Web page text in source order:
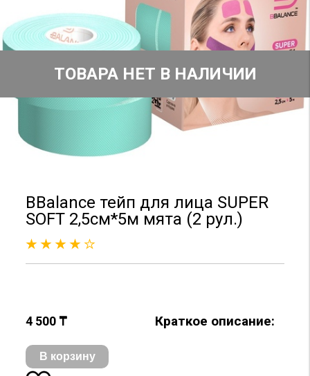
ТОВАРА НЕТ В НАЛИЧИИ
BBalance тейп для лица SUPER
SOFT 2,5см*5м мята (2 рул.)
4 500 ₸
В корзину
Краткое описание: